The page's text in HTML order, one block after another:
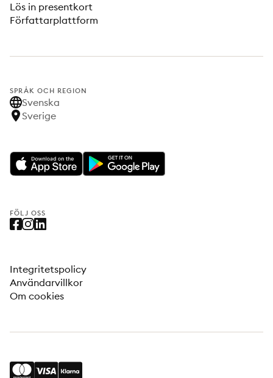
Lös in presentkort
Författarplattform
SPRÅK OCH REGION
Svenska
Sverige
FÖLJ OSS
Integritetspolicy
Användarvillkor
Om cookies